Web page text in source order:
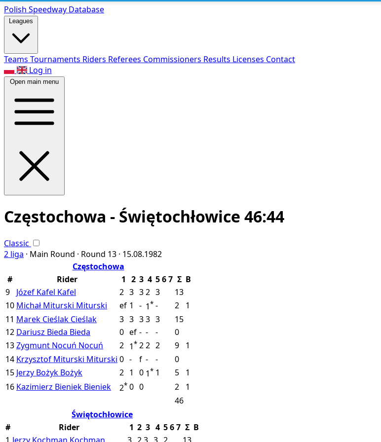
Polish Speedway Database
Leagues
Teams Tournaments Riders Referees Commissioners Results Licenses Contact
Log in
Open main menu
Częstochowa - Świętochłowice 46:44
Classic
2 liga · Main Round · Round 13 · 15.08.1982
Częstochowa
#
Rider 1 2 3 4 567 Σ B
9
Józef Kafel Kafel 2 3 32 3
13
10 Michał Miturski Miturski ef 1 - 1* - 2
1
11 Marek Cieślak Cieślak 3 3 33 3
15
12 Dariusz Bieda Bieda 0 ef - - -
0
13Zygmunt Nocuń Nocuń 2 1* 22 2 9
1
14 Krzysztof Miturski Miturski 0 - f - -
0
15 Jerzy Bożyk Bożyk 2 1 0 1* 1 5
1
16 Kazimierz Bieniek Bieniek 2* 0 0 2
1
46
Świętochłowice
#
Rider 1 2 3 4 567 Σ B